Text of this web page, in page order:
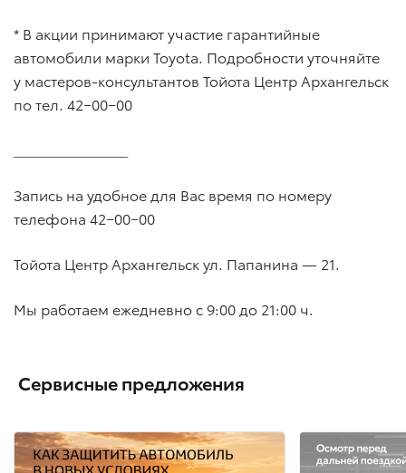
* В акции принимают участие гарантийные
автомобили марки Toyota. Подробности уточняйте
у мастеров-консультантов Тойота Центр Архангельск
по тел. 42−00−00
Запись на удобное для Вас время по номеру
телефона 42−00−00
Тойота Центр Архангельск ул. Папанина — 21.
Мы работаем ежедневно с 9:00 до 21:00 ч.
Сервисные предложения